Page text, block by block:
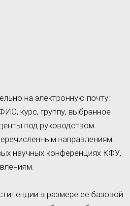
на электронную почту:
курс, группу, выбранное
под руководством
направлениям.
научных конференциях КФУ,
в размере ее базовой